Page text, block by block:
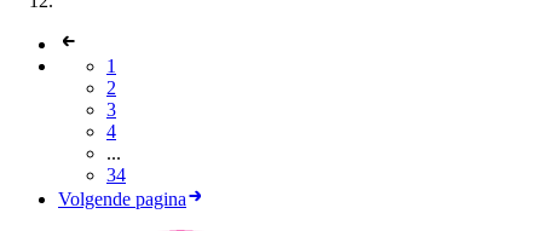
1
2
3
4
...
34
Volgende pagina